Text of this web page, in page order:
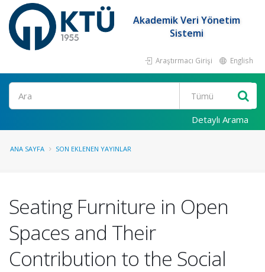
Akademik Veri Yönetim
Sistemi
Araştırmacı Girişi English
Ara
Detaylı Arama
ANA SAYFA SON EKLENEN YAYINLAR
Seating Furniture in Open
Spaces and Their
Contribution to the Social